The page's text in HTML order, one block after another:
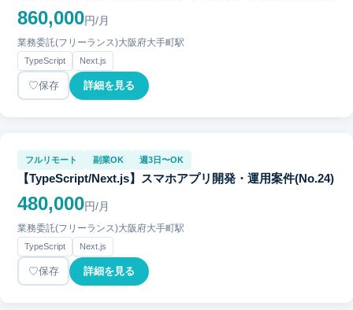
860,000円/月
業務委託(フリーランス)大阪府大手町駅
TypeScript Next.js
保存 詳細を見る
フルリモート 副業OK 週3日〜OK
【TypeScript/Next.js】スマホアプリ開発・運用案件(No.24)
480,000円/月
業務委託(フリーランス)大阪府大手町駅
TypeScript Next.js
保存 詳細を見る